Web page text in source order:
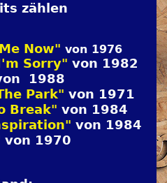
zählen
Now" von 1976
Sorry" von 1982
1988
Park" von 1971
Break" von 1984
von 1984
von 1970